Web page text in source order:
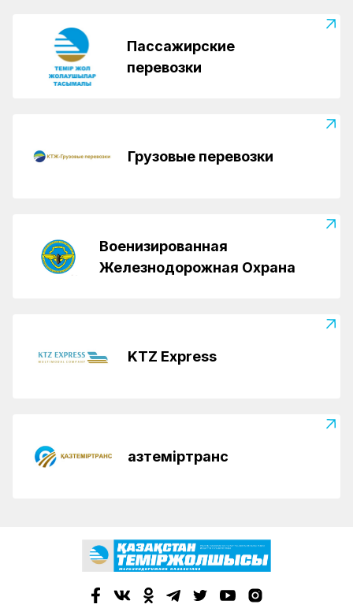
Пассажирские
перевозки
Грузовые перевозки
Военизированная
Железнодорожная Охрана
KTZ Express
Қазтеміртранс